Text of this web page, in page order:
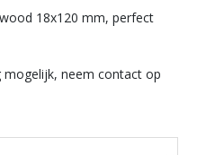
18x120 mm, perfect
neem contact op